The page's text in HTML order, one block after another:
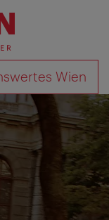
Wien
auf Karte